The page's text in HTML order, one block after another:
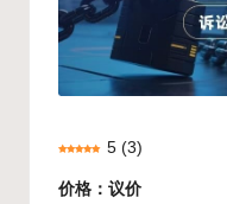
5 (3)
价格：议价